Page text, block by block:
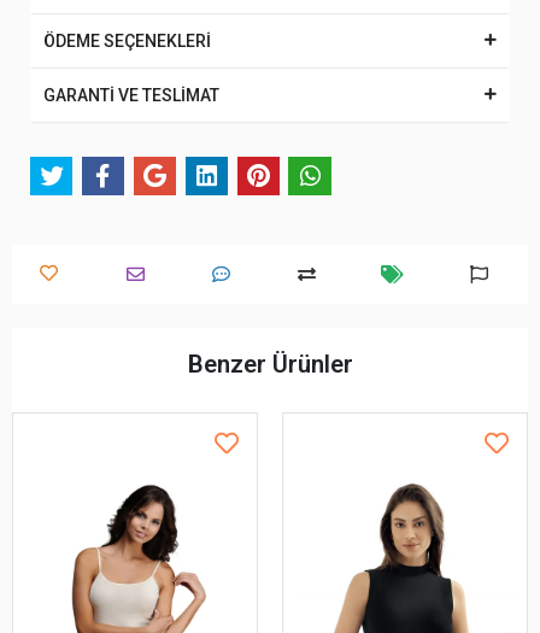
ÖDEME SEÇENEKLERİ
GARANTİ VE TESLİMAT
Benzer Ürünler